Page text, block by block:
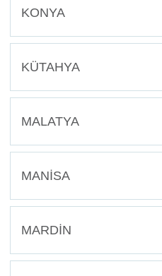
KONYA
KÜTAHYA
MALATYA
MANİSA
MARDİN